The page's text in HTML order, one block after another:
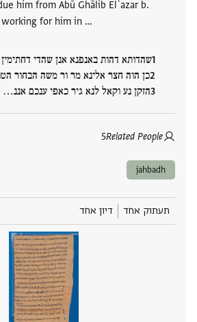
him from Abū Ghālib Elʿazar b.
working for him in …
שהדותא דהות באנפנא אנן שהדי
כן הוה חצר אלינא מר ור משה הבחור
הזקן נע וקאל לנא גיר כאפי ענכם אננ‮…
Related People
5
jahbadh
תעתוק אחד דיון אחד